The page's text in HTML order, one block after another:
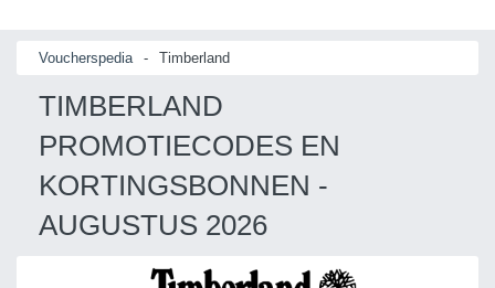
Voucherspedia - Timberland
TIMBERLAND
PROMOTIECODES EN
KORTINGSBONNEN -
AUGUSTUS 2026